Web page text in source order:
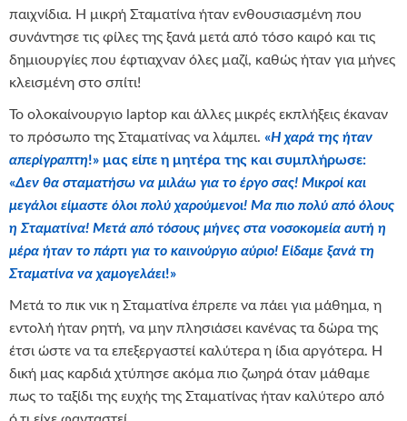
παιχνίδια. Η μικρή Σταματίνα ήταν ενθουσιασμένη που
συνάντησε τις φίλες της ξανά μετά από τόσο καιρό και τις
δημιουργίες που έφτιαχναν όλες μαζί, καθώς ήταν για μήνες
κλεισμένη στο σπίτι!
Το ολοκαίνουργιο laptop και άλλες μικρές εκπλήξεις έκαναν
το πρόσωπο της Σταματίνας να λάμπει. «Η χαρά της ήταν
απερίγραπτη!» μας είπε η μητέρα της και συμπλήρωσε:
«Δεν θα σταματήσω να μιλάω για το έργο σας! Μικροί και
μεγάλοι είμαστε όλοι πολύ χαρούμενοι! Μα πιο πολύ από όλους
η Σταματίνα! Μετά από τόσους μήνες στα νοσοκομεία αυτή η
μέρα ήταν το πάρτι για το καινούργιο αύριο! Είδαμε ξανά τη
Σταματίνα να χαμογελάει!»
Μετά το πικ νικ η Σταματίνα έπρεπε να πάει για μάθημα, η
εντολή ήταν ρητή, να μην πλησιάσει κανένας τα δώρα της
έτσι ώστε να τα επεξεργαστεί καλύτερα η ίδια αργότερα. Η
δική μας καρδιά χτύπησε ακόμα πιο ζωηρά όταν μάθαμε
πως το ταξίδι της ευχής της Σταματίνας ήταν καλύτερο από